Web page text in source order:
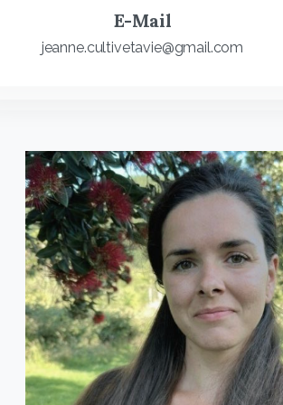
E-Mail
jeanne.cultivetavie@gmail.com